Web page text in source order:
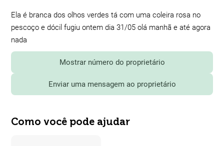
Ela é branca dos olhos verdes tá com uma coleira rosa no
pescoço e dócil fugiu ontem dia 31/05 olá manhã e até agora
nada
Mostrar número do proprietário
Enviar uma mensagem ao proprietário
Como você pode ajudar